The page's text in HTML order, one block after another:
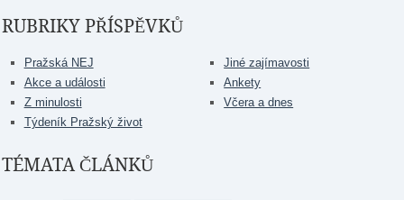
RUBRIKY PŘÍSPĚVKŮ
Pražská NEJ
Akce a události
Z minulosti
Týdeník Pražský život
Jiné zajímavosti
Ankety
Včera a dnes
TÉMATA ČLÁNKŮ